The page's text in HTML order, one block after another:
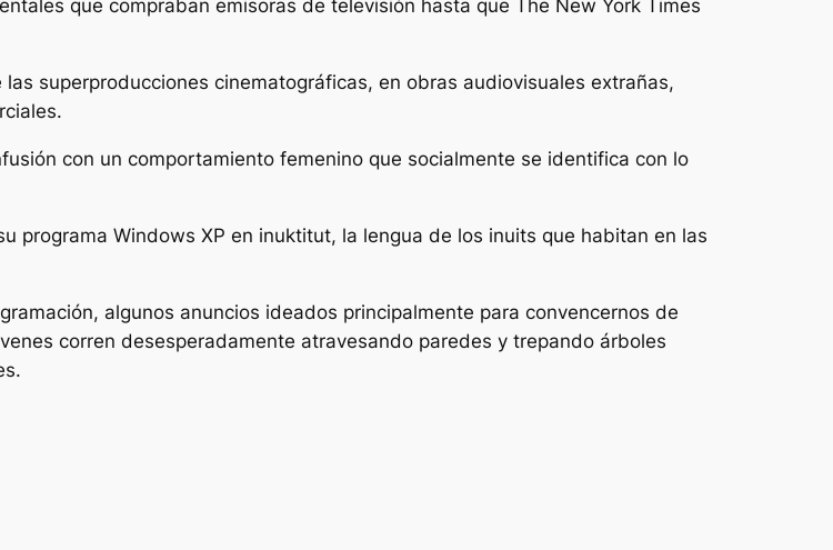
que compraban emisoras de televisión hasta que The New York Times
superproducciones cinematográficas, en obras audiovisuales extrañas,
con un comportamiento femenino que socialmente se identifica con lo
programa Windows XP en inuktitut, la lengua de los inuits que habitan en las
algunos anuncios ideados principalmente para convencernos de
corren desesperadamente atravesando paredes y trepando árboles